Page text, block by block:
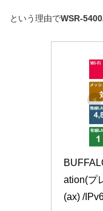
という理由でWSR-
ation(プ
(ax) /